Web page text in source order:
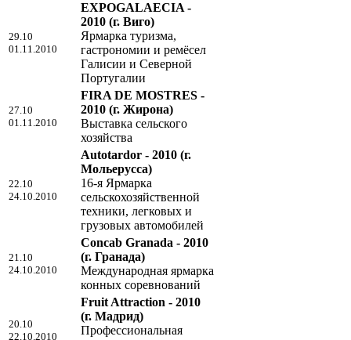
29.10
01.11.2010
EXPOGALAECIA -
2010 (г. Виго)
Ярмарка туризма,
гастрономии и ремёсел
Галисии и Северной
Португалии
27.10
01.11.2010
FIRA DE MOSTRES -
2010 (г. Жирона)
Выставка сельского
хозяйства
22.10
24.10.2010
Autotardor - 2010 (г.
Мольерусса)
16-я Ярмарка
сельскохозяйственной
техники, легковых и
грузовых автомобилей
21.10
24.10.2010
Concab Granada - 2010
(г. Гранада)
Международная ярмарка
конных соревнований
20.10
22.10.2010
Fruit Attraction - 2010
(г. Мадрид)
Профессиональная